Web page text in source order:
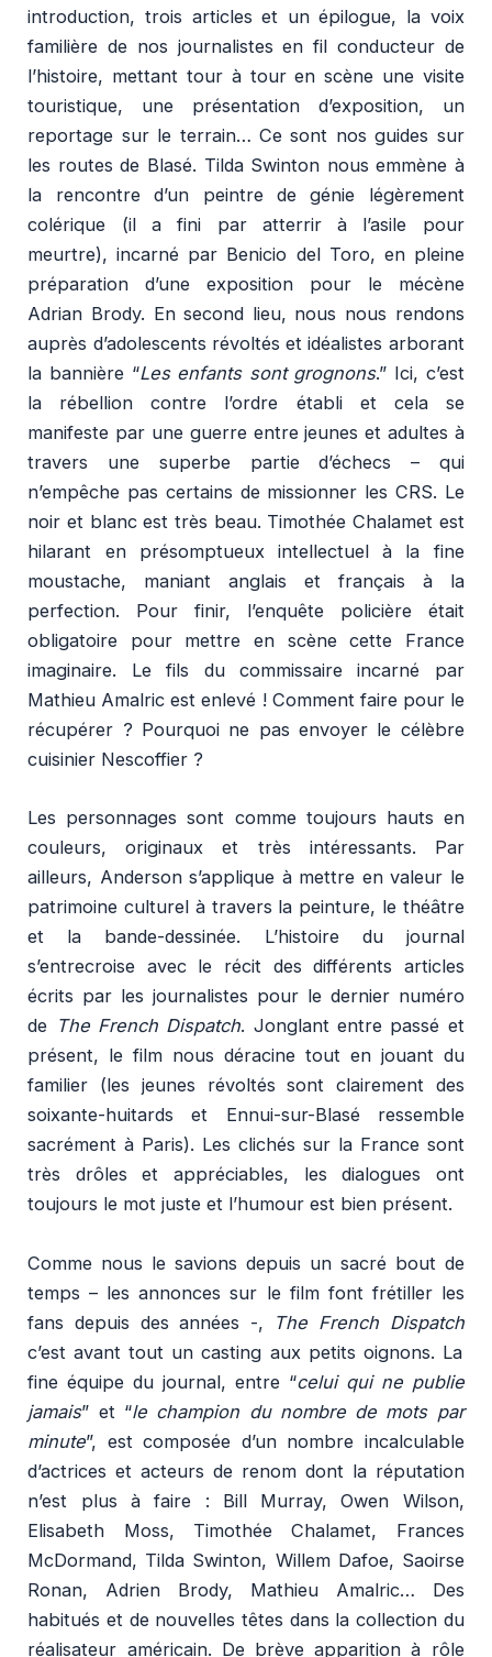
introduction, trois articles et un épilogue, la voix
familière de nos journalistes en fil conducteur de
l’histoire, mettant tour à tour en scène une visite
touristique, une présentation d’exposition, un
reportage sur le terrain… Ce sont nos guides sur
les routes de Blasé. Tilda Swinton nous emmène à
la rencontre d’un peintre de génie légèrement
colérique (il a fini par atterrir à l’asile pour
meurtre), incarné par Benicio del Toro, en pleine
préparation d’une exposition pour le mécène
Adrian Brody. En second lieu, nous nous rendons
auprès d’adolescents révoltés et idéalistes arborant
la bannière “Les enfants sont grognons.” Ici, c’est
la rébellion contre l’ordre établi et cela se
manifeste par une guerre entre jeunes et adultes à
travers une superbe partie d’échecs – qui
n’empêche pas certains de missionner les CRS. Le
noir et blanc est très beau. Timothée Chalamet est
hilarant en présomptueux intellectuel à la fine
moustache, maniant anglais et français à la
perfection. Pour finir, l’enquête policière était
obligatoire pour mettre en scène cette France
imaginaire. Le fils du commissaire incarné par
Mathieu Amalric est enlevé ! Comment faire pour le
récupérer ? Pourquoi ne pas envoyer le célèbre
cuisinier Nescoffier ?
Les personnages sont comme toujours hauts en
couleurs, originaux et très intéressants. Par
ailleurs, Anderson s’applique à mettre en valeur le
patrimoine culturel à travers la peinture, le théâtre
et la bande-dessinée. L’histoire du journal
s’entrecroise avec le récit des différents articles
écrits par les journalistes pour le dernier numéro
de The French Dispatch. Jonglant entre passé et
présent, le film nous déracine tout en jouant du
familier (les jeunes révoltés sont clairement des
soixante-huitards et Ennui-sur-Blasé ressemble
sacrément à Paris). Les clichés sur la France sont
très drôles et appréciables, les dialogues ont
toujours le mot juste et l’humour est bien présent.
Comme nous le savions depuis un sacré bout de
temps – les annonces sur le film font frétiller les
fans depuis des années -,
The French Dispatch
c’est avant tout un casting aux petits oignons. La
fine équipe du journal, entre “celui qui ne publie
jamais” et “le champion du nombre de mots par
minute”, est composée d’un nombre incalculable
d’actrices et acteurs de renom dont la réputation
n’est plus à faire : Bill Murray, Owen Wilson,
Elisabeth Moss, Timothée Chalamet, Frances
McDormand, Tilda Swinton, Willem Dafoe, Saoirse
Ronan, Adrien Brody, Mathieu Amalric… Des
habitués et de nouvelles têtes dans la collection du
réalisateur américain. De brève apparition à rôle